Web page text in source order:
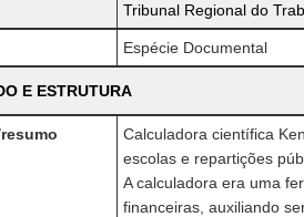
Tribunal Regional do
Espécie Documental
E ESTRUTURA
Calculadora científica
escolas e repartições
A calculadora era uma
financeiras, auxiliando